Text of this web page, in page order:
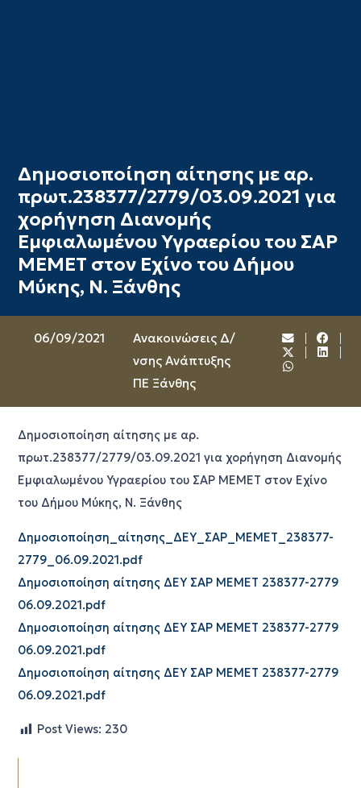
Δημοσιοποίηση αίτησης με αρ.
πρωτ.238377/2779/03.09.2021 για
χορήγηση Διανομής
Εμφιαλωμένου Υγραερίου του ΣΑΡ
ΜΕΜΕΤ στον Εχίνο του Δήμου
Μύκης, Ν. Ξάνθης
06/09/2021
Ανακοινώσεις Δ/
νσης Ανάπτυξης
ΠΕ Ξάνθης
Δημοσιοποίηση αίτησης με αρ.
πρωτ.238377/2779/03.09.2021 για χορήγηση Διανομής
Εμφιαλωμένου Υγραερίου του ΣΑΡ ΜΕΜΕΤ στον Εχίνο
του Δήμου Μύκης, Ν. Ξάνθης
Δημοσιοποίηση_αίτησης_ΔΕΥ_ΣΑΡ_ΜΕΜΕΤ_238377-
2779_06.09.2021.pdf
Δημοσιοποίηση αίτησης ΔΕΥ ΣΑΡ ΜΕΜΕΤ 238377-2779
06.09.2021.pdf
Δημοσιοποίηση αίτησης ΔΕΥ ΣΑΡ ΜΕΜΕΤ 238377-2779
06.09.2021.pdf
Δημοσιοποίηση αίτησης ΔΕΥ ΣΑΡ ΜΕΜΕΤ 238377-2779
06.09.2021.pdf
Post Views: 230